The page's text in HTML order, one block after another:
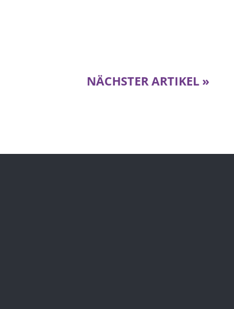
NÄCHSTER ARTIKEL »